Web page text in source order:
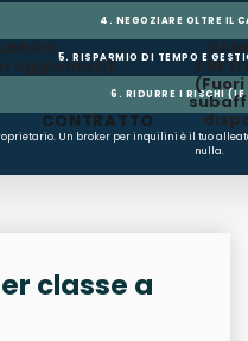
4. NEGOZIARE OLTRE IL
aggiornati) E RETI
5. RISPARMIO DI TEMPO E
6. RIDURRE I RISCHI
CONTRATTO
Un broker per inquilini è il tuo
nulla.
classe a